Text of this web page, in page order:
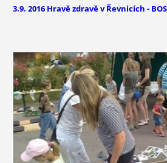
3.9. 2016 Hravě zdravě v Řevnicích -